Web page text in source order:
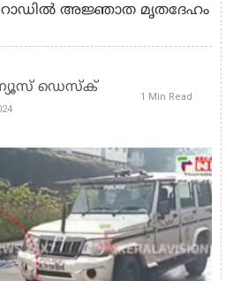
റോഡില്‍ അജ്ഞാത മൃതദേഹം
ഡെസ്‌ക്
1 Min Read